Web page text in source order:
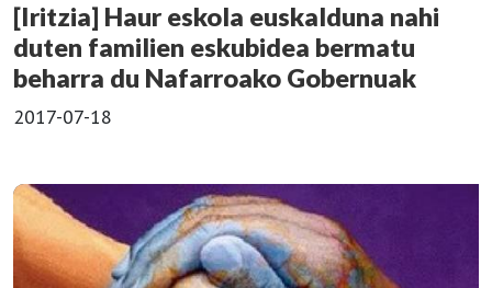
[Iritzia] Haur eskola euskalduna nahi
duten familien eskubidea bermatu
beharra du Nafarroako Gobernuak
2017-07-18